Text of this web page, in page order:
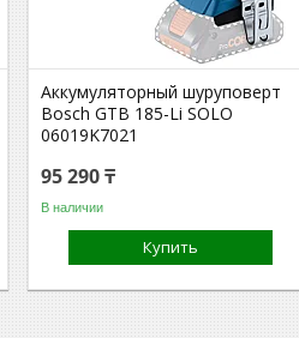
Аккумуляторный шуруповерт
Bosch GTB 185-Li SOLO
06019K7021
95 290 ₸
В наличии
Купить